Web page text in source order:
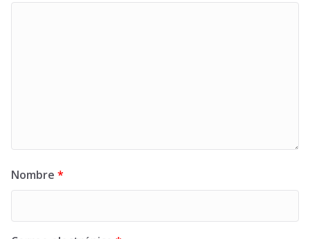
Nombre *